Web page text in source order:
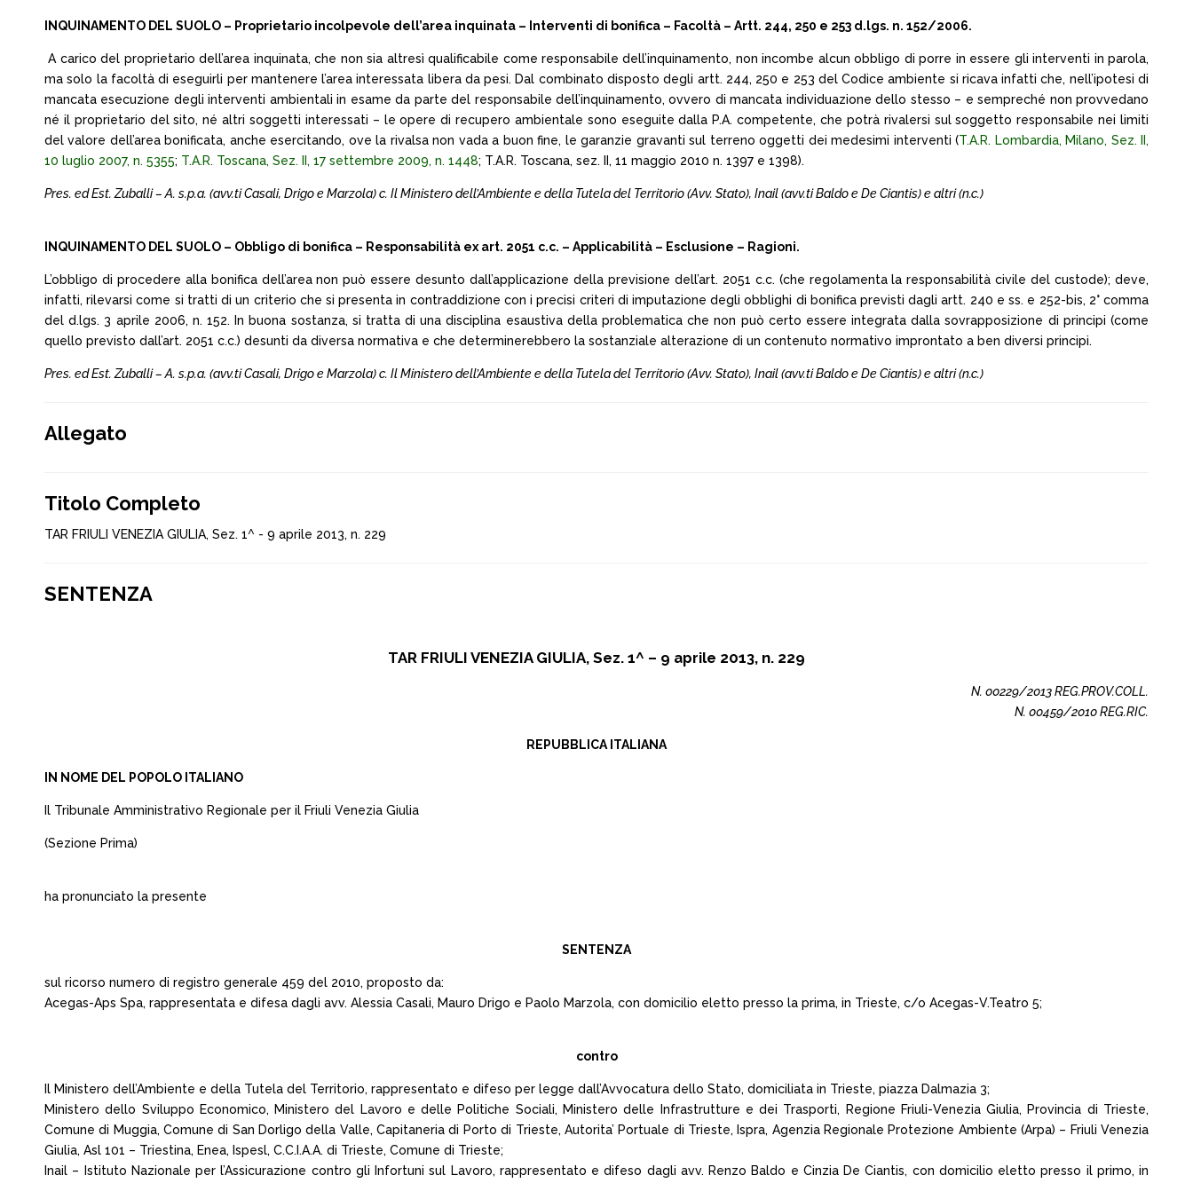
INQUINAMENTO DEL SUOLO – Proprietario incolpevole dell’area inquinata – Interventi di bonifica – Facoltà – Artt. 244, 250 e 253 d.lgs. n. 152/2006.
A carico del proprietario dell’area inquinata, che non sia altresì qualificabile come responsabile dell’inquinamento, non incombe alcun obbligo di porre in essere gli interventi in parola,
ma solo la facoltà di eseguirli per mantenere l’area interessata libera da pesi. Dal combinato disposto degli artt. 244, 250 e 253 del Codice ambiente si ricava infatti che, nell’ipotesi di
mancata esecuzione degli interventi ambientali in esame da parte del responsabile dell’inquinamento, ovvero di mancata individuazione dello stesso – e sempreché non provvedano
né il proprietario del sito, né altri soggetti interessati – le opere di recupero ambientale sono eseguite dalla P.A. competente, che potrà rivalersi sul soggetto responsabile nei limiti
del valore dell’area bonificata, anche esercitando, ove la rivalsa non vada a buon fine, le garanzie gravanti sul terreno oggetti dei medesimi interventi (T.A.R. Lombardia, Milano, Sez. II,
10 luglio 2007, n. 5355; T.A.R. Toscana, Sez. II, 17 settembre 2009, n. 1448; T.A.R. Toscana, sez. II, 11 maggio 2010 n. 1397 e 1398).
Pres. ed Est. Zuballi – A. s.p.a. (avv.ti Casali, Drigo e Marzola) c. Il Ministero dell’Ambiente e della Tutela del Territorio (Avv. Stato), Inail (avv.ti Baldo e De Ciantis) e altri (n.c.)
INQUINAMENTO DEL SUOLO – Obbligo di bonifica – Responsabilità ex art. 2051 c.c. – Applicabilità – Esclusione – Ragioni.
L’obbligo di procedere alla bonifica dell’area non può essere desunto dall’applicazione della previsione dell’art. 2051 c.c. (che regolamenta la responsabilità civile del custode); deve,
infatti, rilevarsi come si tratti di un criterio che si presenta in contraddizione con i precisi criteri di imputazione degli obblighi di bonifica previsti dagli artt. 240 e ss. e 252-bis, 2° comma
del d.lgs. 3 aprile 2006, n. 152. In buona sostanza, si tratta di una disciplina esaustiva della problematica che non può certo essere integrata dalla sovrapposizione di principi (come
quello previsto dall’art. 2051 c.c.) desunti da diversa normativa e che determinerebbero la sostanziale alterazione di un contenuto normativo improntato a ben diversi principi.
Pres. ed Est. Zuballi – A. s.p.a. (avv.ti Casali, Drigo e Marzola) c. Il Ministero dell’Ambiente e della Tutela del Territorio (Avv. Stato), Inail (avv.ti Baldo e De Ciantis) e altri (n.c.)
Allegato
Titolo Completo
TAR FRIULI VENEZIA GIULIA, Sez. 1^ - 9 aprile 2013, n. 229
SENTENZA
TAR FRIULI VENEZIA GIULIA, Sez. 1^ – 9 aprile 2013, n. 229
N. 00229/2013 REG.PROV.COLL.
N. 00459/2010 REG.RIC.
REPUBBLICA ITALIANA
IN NOME DEL POPOLO ITALIANO
Il Tribunale Amministrativo Regionale per il Friuli Venezia Giulia
(Sezione Prima)
ha pronunciato la presente
SENTENZA
sul ricorso numero di registro generale 459 del 2010, proposto da:
Acegas-Aps Spa, rappresentata e difesa dagli avv. Alessia Casali, Mauro Drigo e Paolo Marzola, con domicilio eletto presso la prima, in Trieste, c/o Acegas-V.Teatro 5;
contro
Il Ministero dell’Ambiente e della Tutela del Territorio, rappresentato e difeso per legge dall’Avvocatura dello Stato, domiciliata in Trieste, piazza Dalmazia 3;
Ministero dello Sviluppo Economico, Ministero del Lavoro e delle Politiche Sociali, Ministero delle Infrastrutture e dei Trasporti, Regione Friuli-Venezia Giulia, Provincia di Trieste,
Comune di Muggia, Comune di San Dorligo della Valle, Capitaneria di Porto di Trieste, Autorita’ Portuale di Trieste, Ispra, Agenzia Regionale Protezione Ambiente (Arpa) – Friuli Venezia
Giulia, Asl 101 – Triestina, Enea, Ispesl, C.C.I.A.A. di Trieste, Comune di Trieste;
Inail – Istituto Nazionale per l’Assicurazione contro gli Infortuni sul Lavoro, rappresentato e difeso dagli avv. Renzo Baldo e Cinzia De Ciantis, con domicilio eletto presso il primo, in